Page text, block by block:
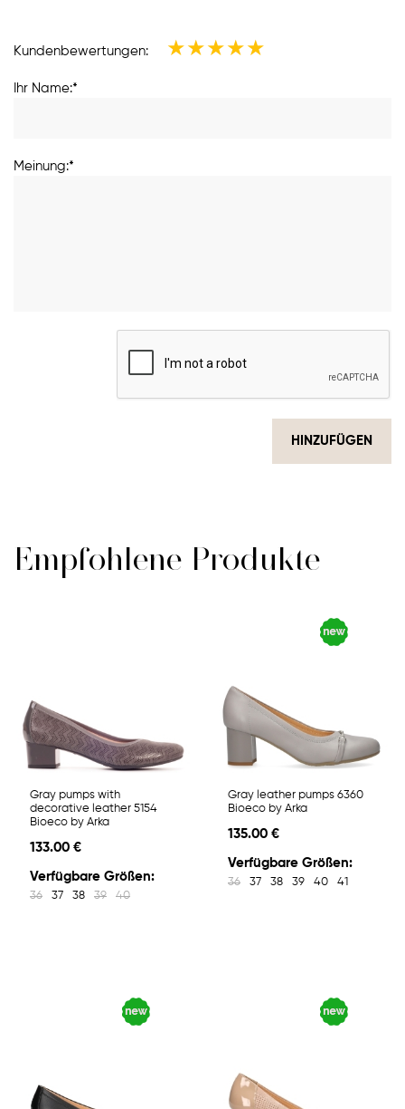
Kundenbewertungen: ★★★★★
Ihr Name:*
Meinung:*
HINZUFÜGEN
Empfohlene Produkte
Gray pumps with
decorative leather 5154
Bioeco by Arka
133.00 €
Verfügbare Größen:
36 37 38 39 40
Gray leather pumps 6360
Bioeco by Arka
135.00 €
Verfügbare Größen:
36 37 38 39 40 41